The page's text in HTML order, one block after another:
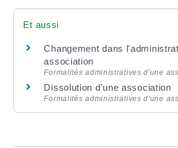
Et aussi
Changement dans
association
Formalités administratives d'une
Dissolution d'une association
Formalités administratives d'une